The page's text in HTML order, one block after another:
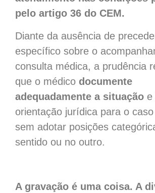
pelo artigo 36 do CEM.
Diante da ausência de
específico sobre o
consulta médica, a prudência
que o médico documente
adequadamente a situação e
orientação jurídica para o
sem adotar posições
sentido ou no outro.
A gravação é uma coisa. A